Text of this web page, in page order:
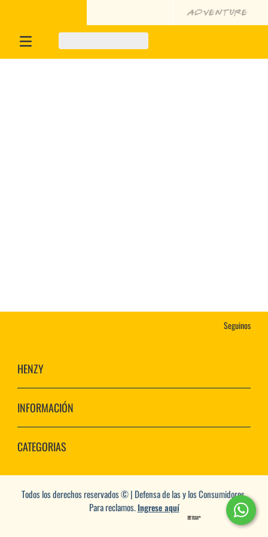
Seguinos
HENZY
INFORMACIÓN
CATEGORIAS
Todos los derechos reservados © | Defensa de las y los Consumidores.
Para reclamos.Ingrese aquí